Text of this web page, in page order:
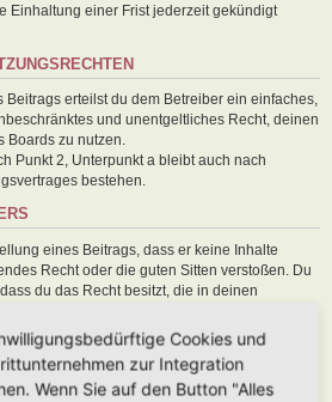
Einhaltung einer Frist jederzeit gekündigt
Beitrags erteilst du dem Betreiber ein einfaches,
und unentgeltliches Recht, deinen
Boards zu nutzen.
Punkt 2, Unterpunkt a bleibt auch nach
bestehen.
eines Beitrags, dass er keine Inhalte
Recht oder die guten Sitten verstoßen. Du
du das Recht besitzt, die in deinen
übt das Hausrecht aus. Bei Verstößen gegen
oder anderer im Board veröffentlichten
dich nach Abmahnung zeitweise oder
dieses Boards ausschließen und dir ein
Cookies und
zur Integration
Wenn Sie auf den Button "Alles